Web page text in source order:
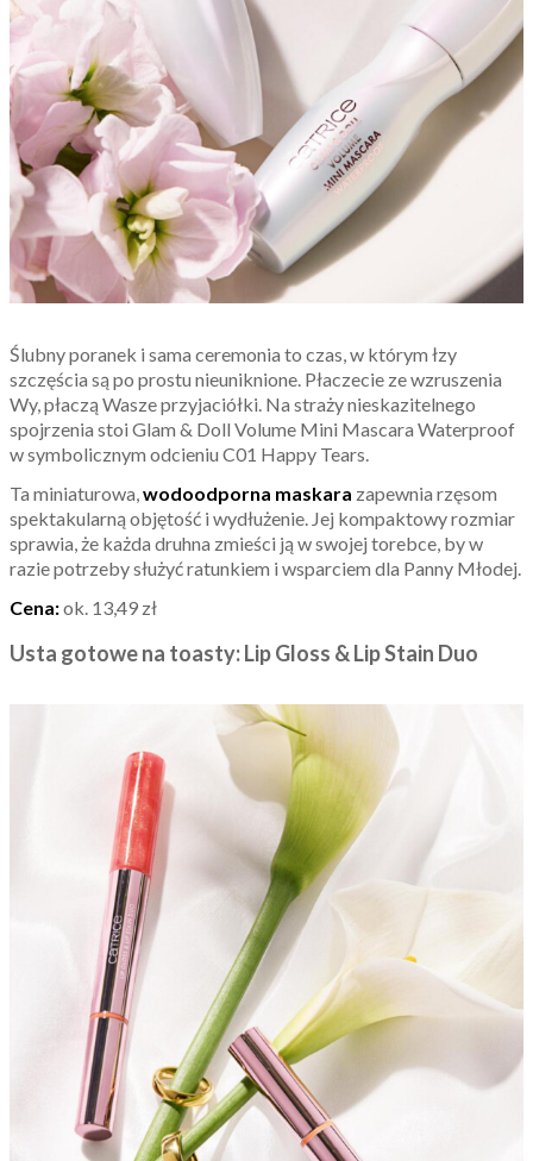
Ślubny poranek i sama ceremonia to czas, w którym łzy
szczęścia są po prostu nieuniknione. Płaczecie ze wzruszenia
Wy, płaczą Wasze przyjaciółki. Na straży nieskazitelnego
spojrzenia stoi Glam & Doll Volume Mini Mascara Waterproof
w symbolicznym odcieniu C01 Happy Tears.
Ta miniaturowa,wodoodporna maskara zapewnia rzęsom
spektakularną objętość i wydłużenie. Jej kompaktowy rozmiar
sprawia, że każda druhna zmieści ją w swojej torebce, by w
razie potrzeby służyć ratunkiem i wsparciem dla Panny Młodej.
Cena:ok. 13,49 zł
Usta gotowe na toasty: Lip Gloss & Lip Stain Duo